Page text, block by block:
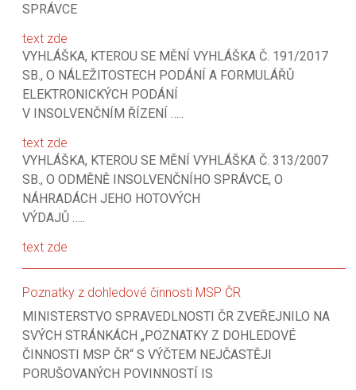
SPRÁVCE
text zde
VYHLÁŠKA, KTEROU SE MĚNÍ VYHLÁŠKA Č. 191/2017
SB., O NÁLEŽITOSTECH PODÁNÍ A FORMULÁŘŮ
ELEKTRONICKÝCH PODÁNÍ
V INSOLVENČNÍM ŘÍZENÍ …..
text zde
VYHLÁŠKA, KTEROU SE MĚNÍ VYHLÁŠKA Č. 313/2007
SB., O ODMĚNĚ INSOLVENČNÍHO SPRÁVCE, O
NÁHRADÁCH JEHO HOTOVÝCH
VÝDAJŮ …..
text zde
Poznatky z dohledové činnosti MSP ČR
MINISTERSTVO SPRAVEDLNOSTI ČR ZVEŘEJNILO NA
SVÝCH STRÁNKÁCH „POZNATKY Z DOHLEDOVÉ
ČINNOSTI MSP ČR“ S VÝČTEM NEJČASTĚJI
PORUŠOVANÝCH POVINNOSTÍ IS